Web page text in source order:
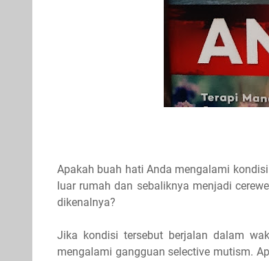
Apakah buah hati Anda mengalami
luar rumah dan sebaliknya menjadi
dikenalnya?
Jika kondisi tersebut berjalan dalam
mengalami gangguan selective mutism.